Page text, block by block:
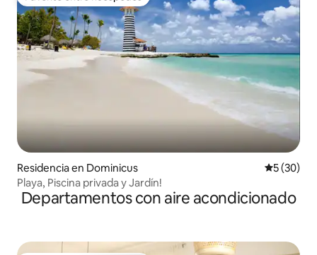
Favorito entre huéspedes
Residencia en Dominicus
5 (30)
Playa, Piscina privada y Jardín!
Departamentos con aire acondicionado